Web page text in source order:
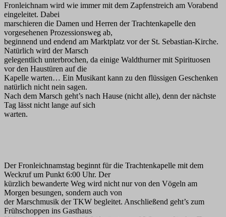
Fronleichnam wird wie immer mit dem Zapfenstreich am Vorabend
eingeleitet. Dabei
marschieren die Damen und Herren der Trachtenkapelle den
vorgesehenen Prozessionsweg ab,
beginnend und endend am Marktplatz vor der St. Sebastian-Kirche.
Natürlich wird der Marsch
gelegentlich unterbrochen, da einige Waldthurner mit Spirituosen
vor den Haustüren auf die
Kapelle warten… Ein Musikant kann zu den flüssigen Geschenken
natürlich nicht nein sagen.
Nach dem Marsch geht’s nach Hause (nicht alle), denn der nächste
Tag lässt nicht lange auf sich
warten.
Der Fronleichnamstag beginnt für die Trachtenkapelle mit dem
Weckruf um Punkt 6:00 Uhr. Der
kürzlich bewanderte Weg wird nicht nur von den Vögeln am
Morgen besungen, sondern auch von
der Marschmusik der TKW begleitet. Anschließend geht’s zum
Frühschoppen ins Gasthaus